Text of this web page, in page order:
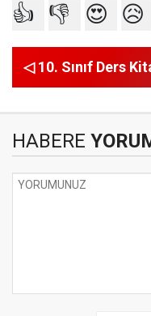
👍 👎 😍 😥
◁ 10. Sınıf Ders
HABERE